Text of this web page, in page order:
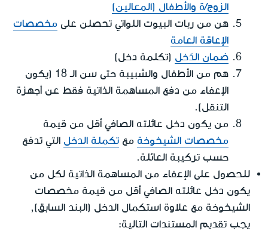
الزوج/ة والأطفال (المعالين)
هن من ربات البيوت اللواتي تحصلن على مخصصات
الإعاقة العامة
ضمان الدّخل (تكلمة دخل)
هم من الأطفال والشبيبة حتى سن الـ 18 (يكون
الإعفاء من دفع المساهمة الذاتية فقط عن أجهزة
التنقل).
من يكون دخل عائلته الصافي أقل من قيمة
مخصصات الشيخوخة مع تكملة الدخل التي تدفع
حسب تركيبة العائلة.
للحصول على الإعفاء من المساهمة الذاتية لكل من
يكون دخل عائلته الصافي أقل من قيمة مخصصات
الشيخوخة مع علاوة استكمال الدخل (البند السابق),
يجب تقديم المستندات التالية: